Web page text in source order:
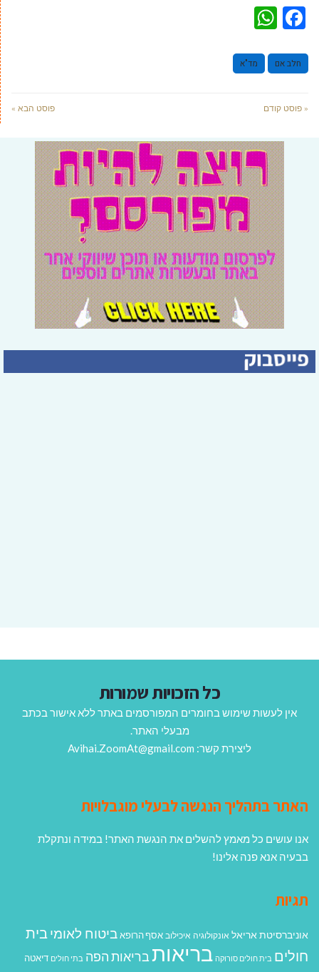
Facebook
חלב אם מד"א
« פוסט קודם פוסט הבא »
כל הזכויות שמורות
אין לעשות שימוש בחומרים המפורסמים באתר ללא אישור בכתב
מבעלי האתר.
ליצירת קשר: Avihai.ZoomAt@gmail.com
האתר בתהליך הנגשה לבעלי מוגבלויות
אנו עושים כל מאמץ להשלים את הנגשת האתר! במידה ונתקלת
בבעיה אנא פנה אלינו!
תגיות
אוניברסיטת אריאל אונקולוגיה איכילוב אסף הרופא ביטוח לאומיבית
חולים בית חולים סורוקה בריאותבריאות הפה בתי חולים דיאטה